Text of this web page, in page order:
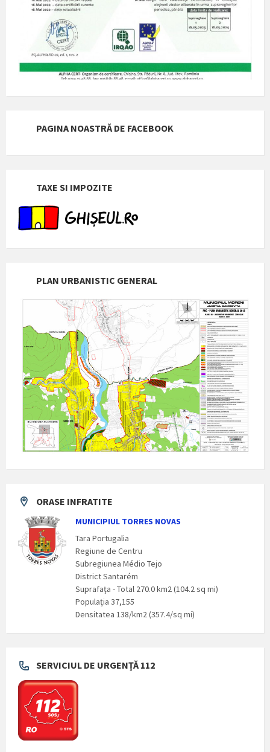
PAGINA NOASTRĂ DE FACEBOOK
TAXE SI IMPOZITE
PLAN URBANISTIC GENERAL
ORASE INFRATITE
MUNICIPIUL TORRES NOVAS
Tara Portugalia
Regiune de Centru
Subregiunea Médio Tejo
District Santarém
Suprafaţa - Total 270.0 km2 (104.2 sq mi)
Populaţia 37,155
Densitatea 138/km2 (357.4/sq mi)
SERVICIUL DE URGENȚĂ 112